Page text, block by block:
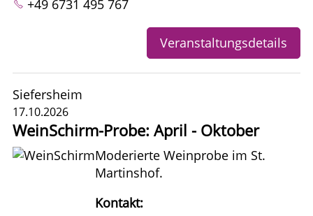
+49 6731 495 767
Veranstaltungsdetails
Siefersheim
17.10.2026
WeinSchirm-Probe: April - Oktober
Moderierte Weinprobe im St.
Martinshof.
Kontakt: